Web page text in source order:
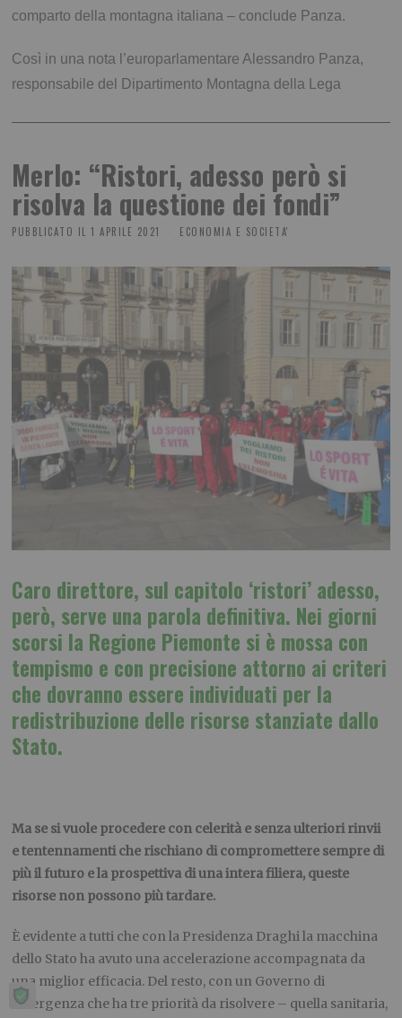
comparto della montagna italiana – conclude Panza.
Così in una nota l’europarlamentare Alessandro Panza,
responsabile del Dipartimento Montagna della Lega
Merlo: “Ristori, adesso però si
risolva la questione dei fondi”
PUBBLICATO IL 1 APRILE 2021 ECONOMIA E SOCIETA'
Caro direttore, sul capitolo ‘ristori’ adesso,
però, serve una parola definitiva. Nei giorni
scorsi la Regione Piemonte si è mossa con
tempismo e con precisione attorno ai criteri
che dovranno essere individuati per la
redistribuzione delle risorse stanziate dallo
Stato.
Ma se si vuole procedere con celerità e senza ulteriori rinvii
e tentennamenti che rischiano di compromettere sempre di
più il futuro e la prospettiva di una intera filiera, queste
risorse non possono più tardare.
È evidente a tutti che con la Presidenza Draghi la macchina
dello Stato ha avuto una accelerazione accompagnata da
una miglior efficacia. Del resto, con un Governo di
emergenza che ha tre priorità da risolvere – quella sanitaria,